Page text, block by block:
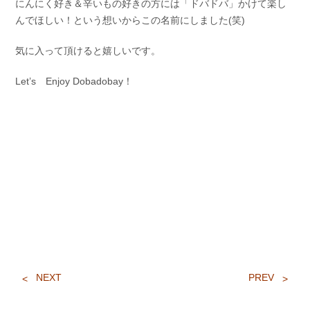
にんにく好き＆辛いもの好きの方には「ドバドバ」かけて楽し
んでほしい！という想いからこの名前にしました(笑)
気に入って頂けると嬉しいです。
Let’s Enjoy Dobadobay！
NEXT PREV